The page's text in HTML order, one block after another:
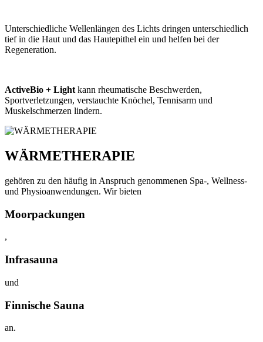
Unterschiedliche Wellenlängen des Lichts dringen unterschiedlich
tief in die Haut und das Hautepithel ein und helfen bei der
Regeneration.
ActiveBio + Light kann rheumatische Beschwerden,
Sportverletzungen, verstauchte Knöchel, Tennisarm und
Muskelschmerzen lindern.
WÄRMETHERAPIE
gehören zu den häufig in Anspruch genommenen Spa-, Wellness-
und Physioanwendungen. Wir bieten
Moorpackungen
,
Infrasauna
und
Finnische Sauna
an.